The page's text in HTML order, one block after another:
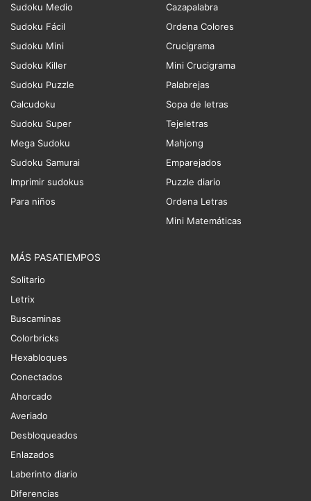
Sudoku Medio
Sudoku Fácil
Sudoku Mini
Sudoku Killer
Sudoku Puzzle
Calcudoku
Sudoku Super
Mega Sudoku
Sudoku Samurai
Imprimir sudokus
Para niños
Cazapalabra
Ordena Colores
Crucigrama
Mini Crucigrama
Palabrejas
Sopa de letras
Tejeletras
Mahjong
Emparejados
Puzzle diario
Ordena Letras
Mini Matemáticas
MÁS PASATIEMPOS
Solitario
Letrix
Buscaminas
Colorbricks
Hexabloques
Conectados
Ahorcado
Averiado
Desbloqueados
Enlazados
Laberinto diario
Diferencias